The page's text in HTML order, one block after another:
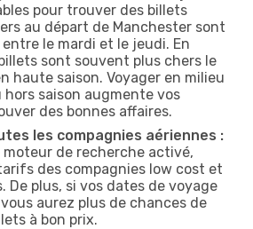
pour trouver des billets
au départ de Manchester sont
le mardi et le jeudi. En
sont souvent plus chers le
haute saison. Voyager en milieu
hors saison augmente vos
des bonnes affaires.
les compagnies aériennes :
de recherche activé,
des compagnies low cost et
De plus, si vos dates de voyage
aurez plus de chances de
à bon prix.